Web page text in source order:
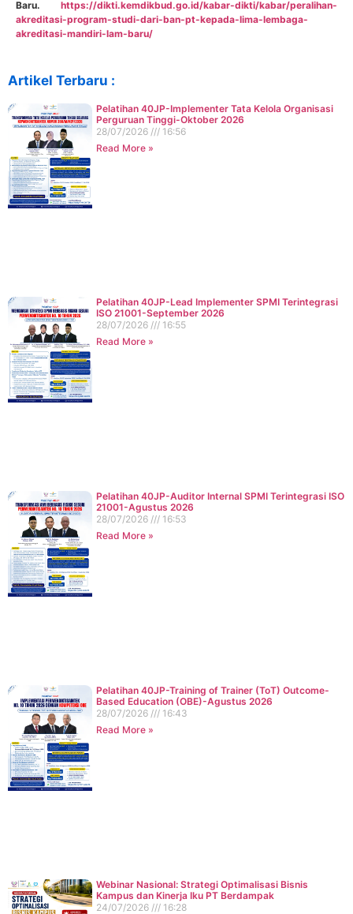
Baru. https://dikti.kemdikbud.go.id/kabar-dikti/kabar/peralihan-
akreditasi-program-studi-dari-ban-pt-kepada-lima-lembaga-
akreditasi-mandiri-lam-baru/
Artikel Terbaru :
Pelatihan 40JP-Implementer Tata Kelola Organisasi
Perguruan Tinggi-Oktober 2026
28/07/2026
16:56
Read More »
Pelatihan 40JP-Lead Implementer SPMI Terintegrasi
ISO 21001-September 2026
28/07/2026
16:55
Read More »
Pelatihan 40JP-Auditor Internal SPMI Terintegrasi ISO
21001-Agustus 2026
28/07/2026
16:53
Read More »
Pelatihan 40JP-Training of Trainer (ToT) Outcome-
Based Education (OBE)-Agustus 2026
28/07/2026
16:43
Read More »
Webinar Nasional: Strategi Optimalisasi Bisnis
Kampus dan Kinerja Iku PT Berdampak
24/07/2026
16:28